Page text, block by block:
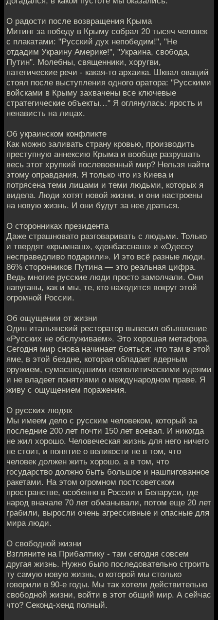
О радости после возвращения Крыма
Митинг за победу в Крыму собрал 20 тысяч человек
с плакатами: "Русский дух непобедим!", "Не
отдадим Украину Америке!", "Украина, свобода,
Путин". Молебны, священники, хоругви,
патетические речи - какая-то архаика. Шквал оваций
стоял после выступления одного оратора: "Русскими
войсками в Крыму захвачены все ключевые
стратегические объекты…" Я оглянулась: ярость и
ненависть на лицах.
Об украинском конфликте
Как можно заливать страну кровью, производить
преступную аннексию Крыма и вообще разрушать
весь этот хрупкий послевоенный мир? Нельзя найти
этому оправдания. Я только что из Киева и
потрясена теми лицами и теми людьми, которых я
видела. Люди хотят новой жизни, и они настроены
на новую жизнь. И они будут за нее драться.
О сторонниках президента
Даже страшновато разговаривать с людьми. Только
и твердят «крымнаш», «донбасснаш» и «Одессу
несправедливо подарили». И это всё разные люди.
86% сторонников Путина — это реальная цифра.
Ведь многие русские люди просто замолчали. Они
напуганы, как и мы, те, кто находится вокруг этой
огромной России.
Об ощущении от жизни
Один итальянский ресторатор вывесил объявление
«Русских не обслуживаем». Это хорошая метафора.
Сегодня мир снова начинает бояться: что там в этой
яме, в этой бездне, которая обладает ядерным
оружием, сумасшедшими геополитическими идеями
и не владеет понятиями о международном праве. Я
живу с ощущением поражения.
О русских людях
Мы имеем дело с русским человеком, который за
последние 200 лет почти 150 лет воевал. И никогда
не жил хорошо. Человеческая жизнь для него ничего
не стоит, и понятие о великости не в том, что
человек должен жить хорошо, а в том, что
государство должно быть большое и нашпигованное
ракетами. На этом огромном постсоветском
пространстве, особенно в России и Беларуси, где
народ вначале 70 лет обманывали, потом еще 20 лет
грабили, выросли очень агрессивные и опасные для
мира люди.
О свободной жизни
Взгляните на Прибалтику - там сегодня совсем
другая жизнь. Нужно было последовательно строить
ту самую новую жизнь, о которой мы столько
говорили в 90-е годы. Мы так хотели действительно
свободной жизни, войти в этот общий мир. А сейчас
что? Секонд-хенд полный.